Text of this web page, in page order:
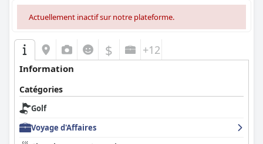
Actuellement inactif sur notre plateforme.
$ +12
Information
Catégories
Golf
Voyage d'Affaires